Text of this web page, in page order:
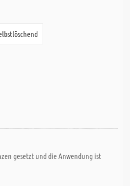
gesetzt und die Anwendung ist